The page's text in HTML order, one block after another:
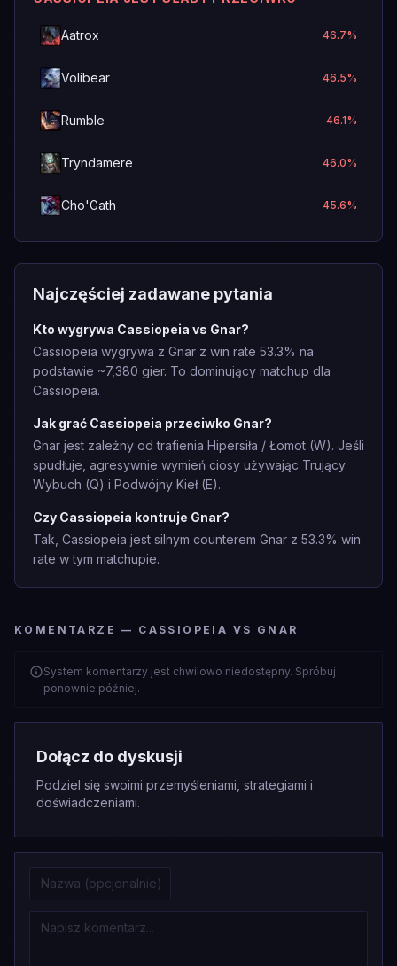
Aatrox 46.7%
Volibear 46.5%
Rumble 46.1%
Tryndamere 46.0%
Cho'Gath 45.6%
Najczęściej zadawane pytania
Kto wygrywa Cassiopeia vs Gnar?
Cassiopeia wygrywa z Gnar z win rate 53.3% na
podstawie ~7,380 gier. To dominujący matchup dla
Cassiopeia.
Jak grać Cassiopeia przeciwko Gnar?
Gnar jest zależny od trafienia Hipersiła / Łomot (W). Jeśli
spudłuje, agresywnie wymień ciosy używając Trujący
Wybuch (Q) i Podwójny Kieł (E).
Czy Cassiopeia kontruje Gnar?
Tak, Cassiopeia jest silnym counterem Gnar z 53.3% win
rate w tym matchupie.
KOMENTARZE — CASSIOPEIA VS GNAR
System komentarzy jest chwilowo niedostępny. Spróbuj
ponownie później.
Dołącz do dyskusji
Podziel się swoimi przemyśleniami, strategiami i
doświadczeniami.